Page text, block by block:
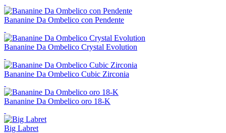
Bananine Da Ombelico con Pendente
Bananine Da Ombelico Crystal Evolution
Bananine Da Ombelico Cubic Zirconia
Bananine Da Ombelico oro 18-K
Big Labret